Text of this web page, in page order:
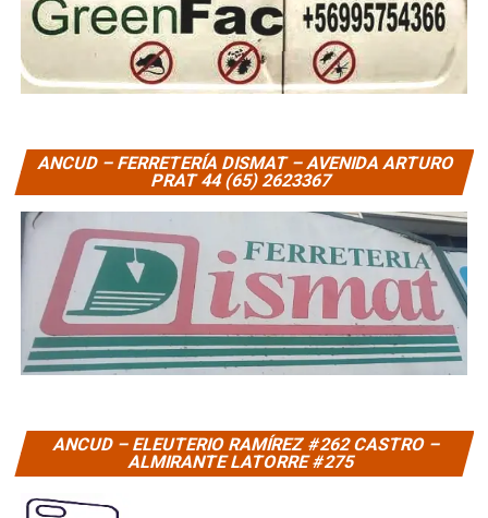
ANCUD – FERRETERÍA DISMAT – AVENIDA ARTURO
PRAT 44 (65) 2623367
ANCUD – ELEUTERIO RAMÍREZ #262 CASTRO –
ALMIRANTE LATORRE #275